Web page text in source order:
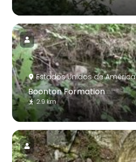
Estados Unidos de América
Boonton Formation
2.9 km